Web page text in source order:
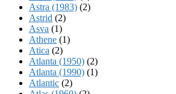
Astra (1983) (2)
Astrid (2)
Asva (1)
Athene (1)
Atica (2)
Atlanta (1950) (2)
Atlanta (1990) (1)
Atlantic (2)